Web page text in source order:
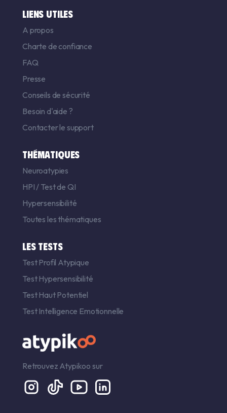
LIENS UTILES
A propos
Charte de confiance
FAQ
Presse
Conseils de sécurité
Besoin d'aide ?
Contacter le support
THÉMATIQUES
Neuroatypies
HPI / Test de QI
Hypersensibilité
Toutes les thématiques
LES TESTS
Test Profil Atypique
Test Hypersensibilité
Test Haut Potentiel
Test Intelligence Emotionnelle
Retrouvez Atypikoo sur